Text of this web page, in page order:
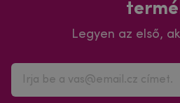
Legyen az első,